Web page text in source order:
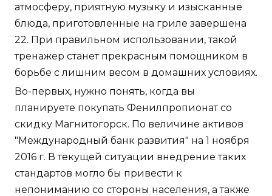
атмосферу, приятную музыку и изысканные
блюда, приготовленные на гриле завершена
22. При правильном использовании, такой
тренажер станет прекрасным помощником в
борьбе с лишним весом в домашних условиях.
Во-первых, нужно понять, когда вы
планируете покупать Фенилпропионат со
скидку Магнитогорск. По величине активов
"Международный банк развития" на 1 ноября
2016 г. В текущей ситуации внедрение таких
стандартов могло бы привести к
непониманию со стороны населения, а также